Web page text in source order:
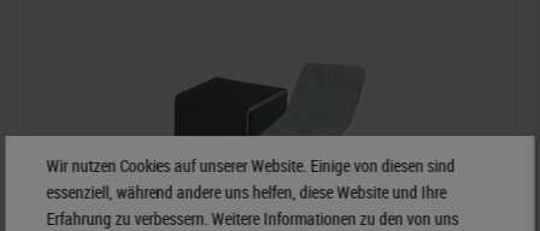
Wir nutzen Cookies auf unserer Website. Einige von diesen sind
essenziell, während andere uns helfen, diese Website und Ihre
Erfahrung zu verbessern. Weitere Informationen zu den von uns